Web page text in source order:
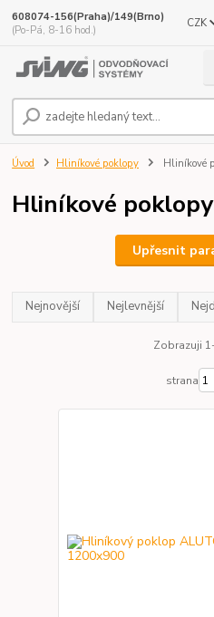
CZK
608074-156(Praha)/149(Brno)
(Po-Pá, 8-16 hod.)
Úvod Hliníkové poklopy Hliníkové
Hliníkové
Upřesnit
Nejnovější Nejlevnější
Zobrazuji
strana